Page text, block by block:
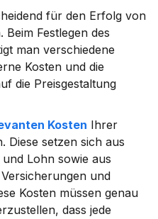
für den Erfolg von
Festlegen des
man verschiedene
Kosten und die
die Preisgestaltung
Kosten Ihrer
Diese setzen sich aus
Lohn sowie aus
und
Kosten müssen genau
dass jede